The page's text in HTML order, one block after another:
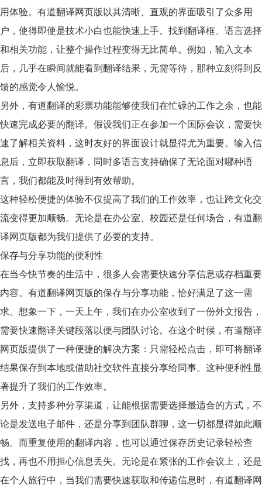
用体验。有道翻译网页版以其清晰、直观的界面吸引了众多用
户，使得即使是技术小白也能快速上手。找到翻译框、语言选择
和相关功能，让整个操作过程变得无比简单。例如，输入文本
后，几乎在瞬间就能看到翻译结果，无需等待，那种立刻得到反
馈的感觉令人愉悦。
另外，有道翻译的彩票功能能够使我们在忙碌的工作之余，也能
快速完成必要的翻译。假设我们正在参加一个国际会议，需要快
速了解相关资料，这时友好的界面设计就显得尤为重要。输入信
息后，立即获取翻译，同时多语言支持确保了无论面对哪种语
言，我们都能及时得到有效帮助。
这种轻松便捷的体验不仅提高了我们的工作效率，也让跨文化交
流变得更加顺畅。无论是在办公室、校园还是任何场合，有道翻
译网页版都为我们提供了必要的支持。
保存与分享功能的便利性
在当今快节奏的生活中，很多人会需要快速分享信息或存档重要
内容。有道翻译网页版的保存与分享功能 ，恰好满足了这一需
求。想象一下，一天上午，我们在办公室收到了一份外文报告，
需要快速翻译关键段落以便与团队讨论。在这个时候，有道翻译
网页版提供了一种便捷的解决方案：只需轻松点击，即可将翻译
结果保存到本地或借助社交软件直接分享给同事。这种便利性显
著提升了我们的工作效率。
另外，支持多种分享渠道，让能根据需要选择最适合的方式，不
论是发送电子邮件，还是分享到团队群聊，这一切都显得如此顺
畅。而重复使用的翻译内容，也可以通过保存历史记录轻松查
找，再也不用担心信息丢失。无论是在紧张的工作会议上，还是
在个人旅行中，当我们需要快速获取和传递信息时，有道翻译网